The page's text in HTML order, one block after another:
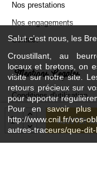
Ajouter
Nos prestations
Nos engagements
Contact
Mentions Légales
Conditions d'utilisation
Mentions légales
Paiement sécurisé
Salut c’est nous, les
Croustillant, au
locaux et bretons, on
visite sur notre site.
retours précieux sur
pour apporter
Pour en savoir plus
http://www.cnil.fr/vos-
autres-traceurs/que-